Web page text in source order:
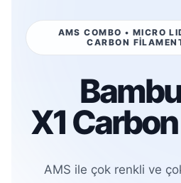
AMS COMBO • MICRO
CARBON
X1
AMS ile çok renkli ve